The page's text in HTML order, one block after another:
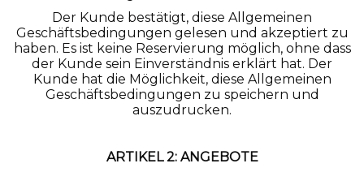
Der Kunde bestätigt, diese Allgemeinen
Geschäftsbedingungen gelesen und akzeptiert zu
haben. Es ist keine Reservierung möglich, ohne dass
der Kunde sein Einverständnis erklärt hat. Der
Kunde hat die Möglichkeit, diese Allgemeinen
Geschäftsbedingungen zu speichern und
auszudrucken.
ARTIKEL 2: ANGEBOTE